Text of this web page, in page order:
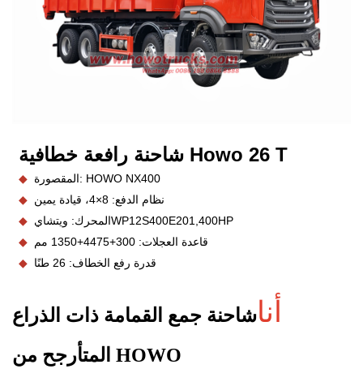
شاحنة رافعة خطافية Howo 26 T
◆
المقصورة: HOWO NX400
◆
نظام الدفع: 8×4، قيادة يمين
◆ المحرك: ويتشايWP12S400E201,400HP
◆
قاعدة العجلات: 300+4475+1350 مم
◆
قدرة رفع الخطاف: 26 طنًا
أناشاحنة جمع القمامة ذات الذراع
المتأرجح من HOWO